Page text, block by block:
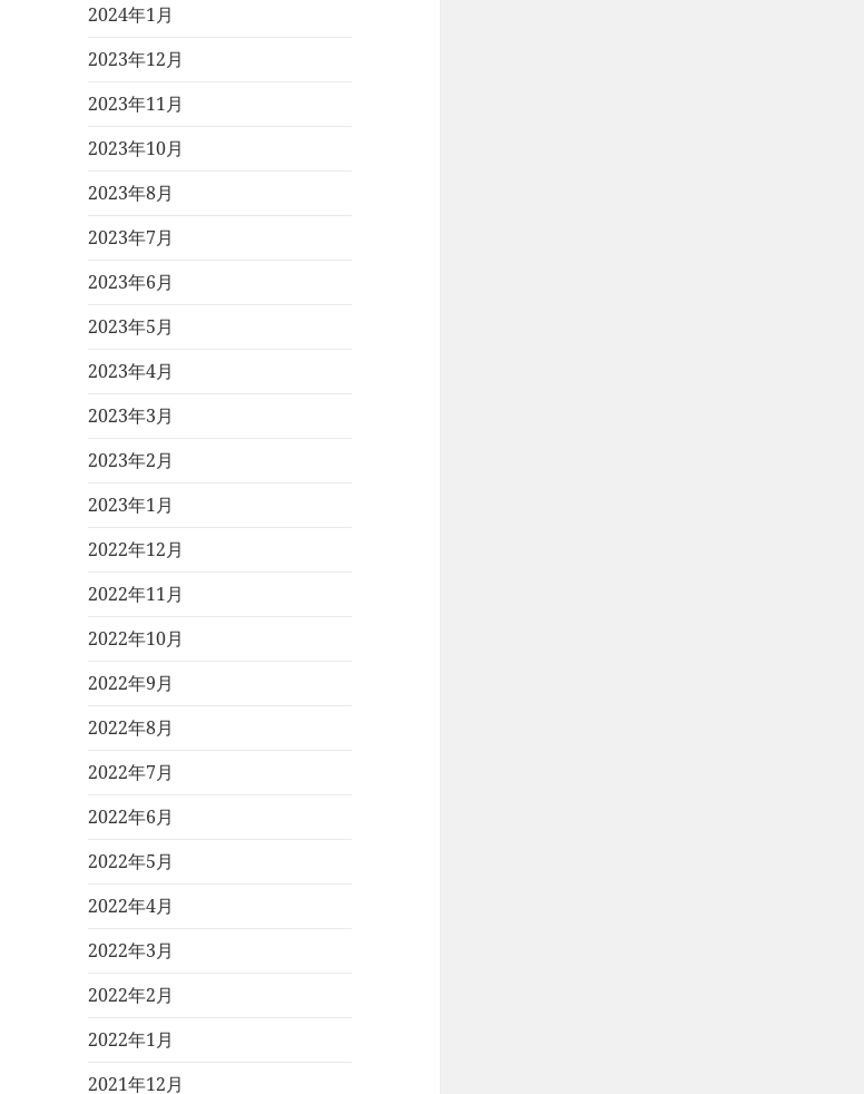
2024年1月
2023年12月
2023年11月
2023年10月
2023年8月
2023年7月
2023年6月
2023年5月
2023年4月
2023年3月
2023年2月
2023年1月
2022年12月
2022年11月
2022年10月
2022年9月
2022年8月
2022年7月
2022年6月
2022年5月
2022年4月
2022年3月
2022年2月
2022年1月
2021年12月